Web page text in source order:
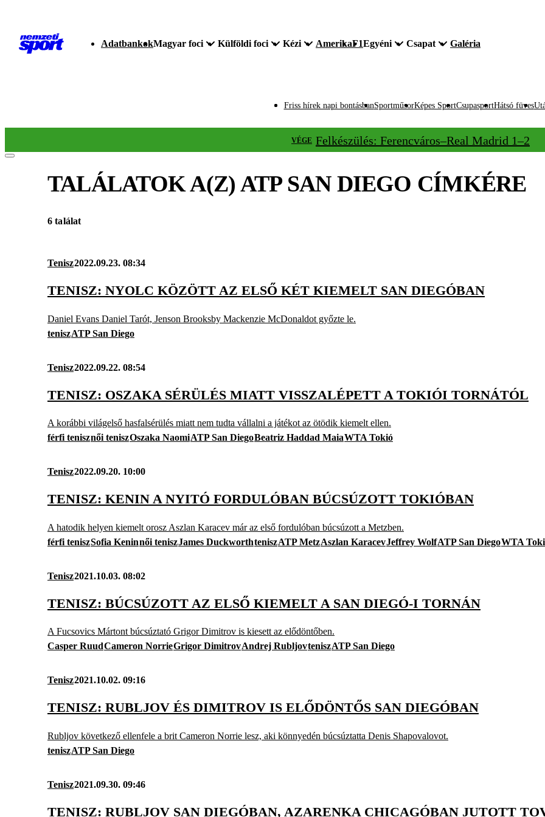
AdatbankokMagyar foci Külföldi foci Kézi AmerikaF1Egyéni Csapat Galéria
Friss hírek napi bontásbanSportműsorKépes SportCsupasportHátsó füves
VÉGE Felkészülés: Ferencváros–Real Madrid 1–2
TALÁLATOK A(Z) ATP SAN DIEGO CÍMKÉRE
6 találat
Tenisz2022.09.23. 08:34
TENISZ: NYOLC KÖZÖTT AZ ELSŐ KÉT KIEMELT SAN DIEGÓBAN
Daniel Evans Daniel Tarót, Jenson Brooksby Mackenzie McDonaldot győzte le.
teniszATP San Diego
Tenisz2022.09.22. 08:54
TENISZ: OSZAKA SÉRÜLÉS MIATT VISSZALÉPETT A TOKIÓI TORNÁTÓL
A korábbi világelső hasfalsérülés miatt nem tudta vállalni a játékot az ötödik kiemelt ellen.
férfi tenisznői teniszOszaka NaomiATP San DiegoBeatriz Haddad MaiaWTA Tokió
Tenisz2022.09.20. 10:00
TENISZ: KENIN A NYITÓ FORDULÓBAN BÚCSÚZOTT TOKIÓBAN
A hatodik helyen kiemelt orosz Aszlan Karacev már az első fordulóban búcsúzott a Metzben.
férfi teniszSofia Keninnői teniszJames DuckworthteniszATP MetzAszlan KaracevJeffrey WolfATP San DiegoWTA
Tenisz2021.10.03. 08:02
TENISZ: BÚCSÚZOTT AZ ELSŐ KIEMELT A SAN DIEGÓ-I TORNÁN
A Fucsovics Mártont búcsúztató Grigor Dimitrov is kiesett az elődöntőben.
Casper RuudCameron NorrieGrigor DimitrovAndrej RubljovteniszATP San Diego
Tenisz2021.10.02. 09:16
TENISZ: RUBLJOV ÉS DIMITROV IS ELŐDÖNTŐS SAN DIEGÓBAN
Rubljov következő ellenfele a brit Cameron Norrie lesz, aki könnyedén búcsúztatta Denis Shapovalovot.
teniszATP San Diego
Tenisz2021.09.30. 09:46
TENISZ: RUBLJOV SAN DIEGÓBAN, AZARENKA CHICAGÓBAN JUTOTT